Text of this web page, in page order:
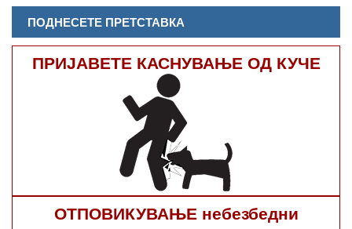
ПОДНЕСЕТЕ ПРЕТСТАВКА
ПРИЈАВЕТЕ КАСНУВАЊЕ ОД КУЧЕ
ОТПОВИКУВАЊЕ небезбедни